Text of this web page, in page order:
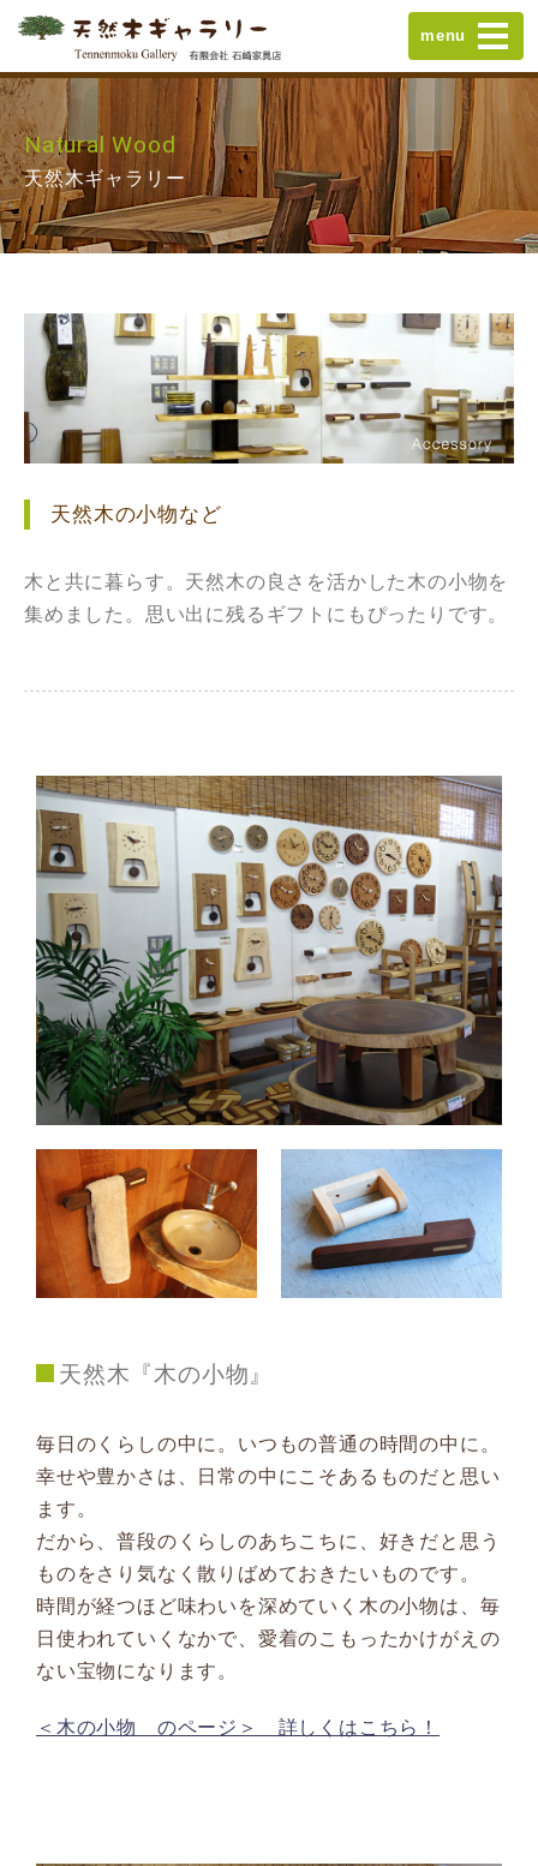
menu
Natural Wood
天然木ギャラリー
天然木の小物など
木と共に暮らす。天然木の良さを活かした木の小物を
集めました。思い出に残るギフトにもぴったりです。
天然木『木の小物』
毎日のくらしの中に。いつもの普通の時間の中に。
幸せや豊かさは、日常の中にこそあるものだと思い
ます。
だから、普段のくらしのあちこちに、好きだと思う
ものをさり気なく散りばめておきたいものです。
時間が経つほど味わいを深めていく木の小物は、毎
日使われていくなかで、愛着のこもったかけがえの
ない宝物になります。
＜木の小物 のページ＞ 詳しくはこちら！